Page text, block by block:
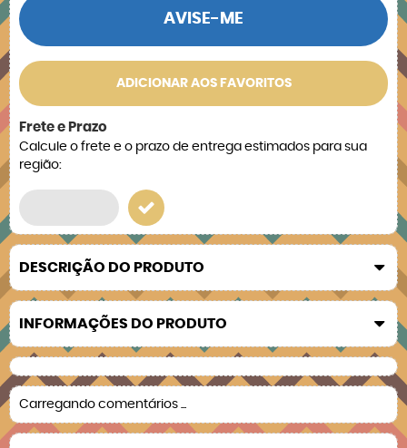
AVISE-ME
ADICIONAR AOS FAVORITOS
Frete e Prazo
Calcule o frete e o prazo de entrega estimados para sua
região:
DESCRIÇÃO DO PRODUTO
INFORMAÇÕES DO PRODUTO
Carregando comentários ...